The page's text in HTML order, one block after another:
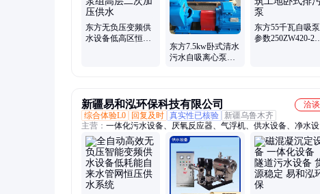
东方无负压变频供
水设备低高区恒压
东方7.5kw卧式清水
污水自吸离心泵
东方55千瓦自吸泵
参数250ZW420-20
新疆易和泓环保科技有限公司
洽谈
综合体验L0
回复及时 真实性已核验
新疆乌鲁木齐
主营： 一体化污水设备、厌氧反应器、气浮机、供水设备、净水设
备、废水处理设备、不锈钢净水装置